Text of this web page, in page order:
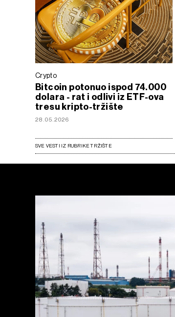
Crypto
Bitcoin potonuo ispod 74.000
dolara - rat i odlivi iz ETF-ova
tresu kripto-tržište
28.05.2026
SVE VESTI IZ RUBRIKE TRŽIŠTE